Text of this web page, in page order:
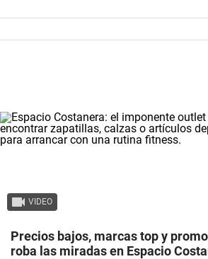
VIDEO
Precios bajos, marcas top y
roba las miradas en Espacio